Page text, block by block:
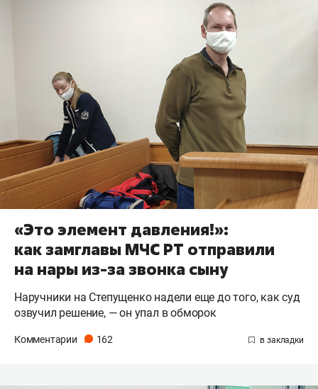
«Это элемент давления!»:
как замглавы МЧС РТ отправили
на нары из-за звонка сыну
Наручники на Степущенко надели еще до того, как суд
озвучил решение, — он упал в обморок
Комментарии 162